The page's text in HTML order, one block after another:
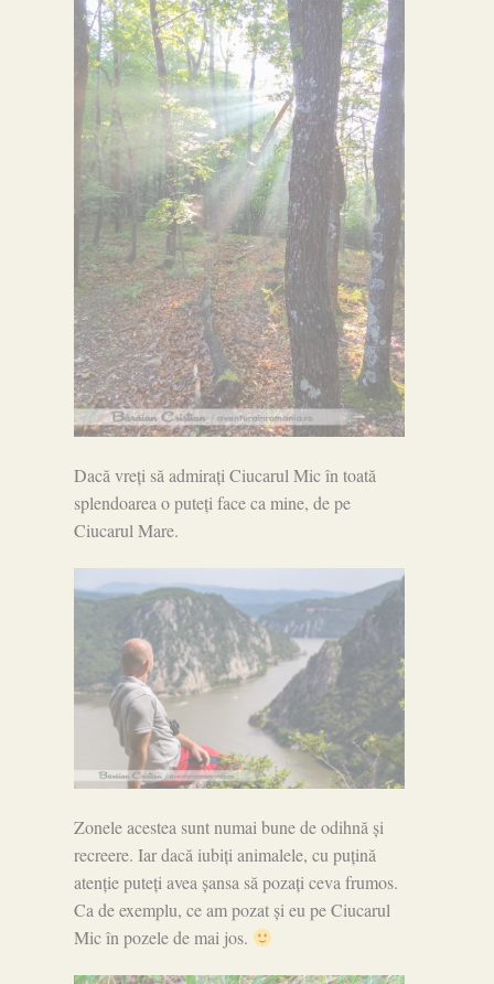
Dacă vreți să admirați Ciucarul Mic în toată
splendoarea o puteți face ca mine, de pe
Ciucarul Mare.
Zonele acestea sunt numai bune de odihnă și
recreere. Iar dacă iubiți animalele, cu puțină
atenție puteți avea șansa să pozați ceva frumos.
Ca de exemplu, ce am pozat și eu pe Ciucarul
Mic în pozele de mai jos.